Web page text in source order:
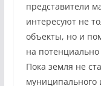
представители
интересуют не
объекты, но и
на потенциально
Пока земля не
муниципального